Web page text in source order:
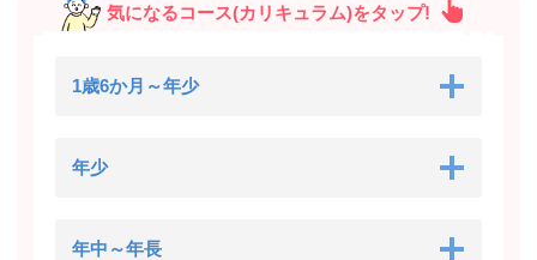
気になるコース(カリキュラム)をタップ!
1歳6か月～年少
年少
年中～年長